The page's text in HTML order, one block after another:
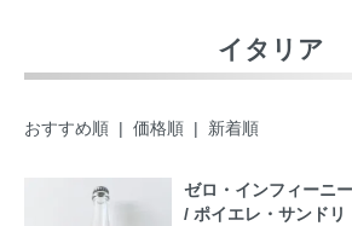
イタリア
おすすめ順 | 価格順 | 新着順
ゼロ・インフィーニ
/ ポイエレ・サンドリ